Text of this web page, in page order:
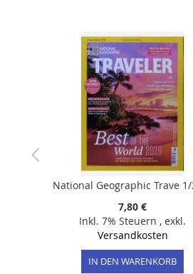
7,80 €
Inkl. 7% Steuern , exkl.
Versandkosten
IN DEN WARENKORB